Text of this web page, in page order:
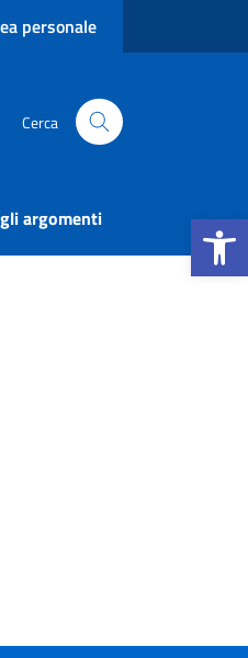
Apri la
personale
Cerca
argomenti